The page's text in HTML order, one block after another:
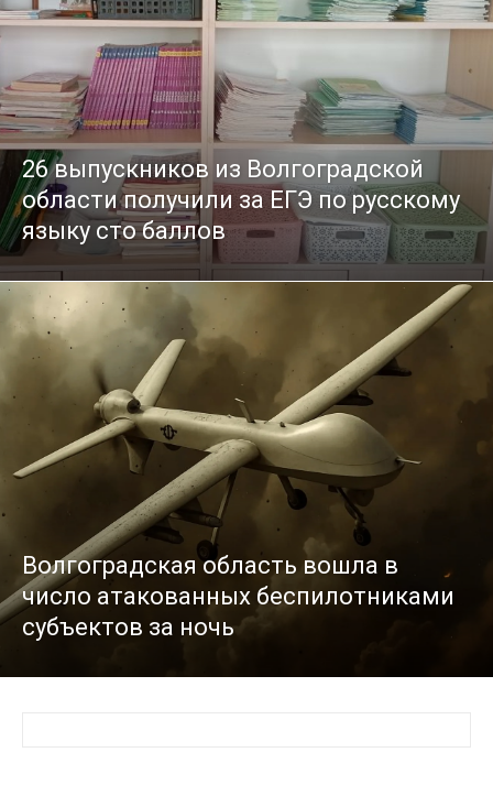
26 выпускников из Волгоградской
области получили за ЕГЭ по русскому
языку сто баллов
Волгоградская область вошла в
число атакованных беспилотниками
субъектов за ночь